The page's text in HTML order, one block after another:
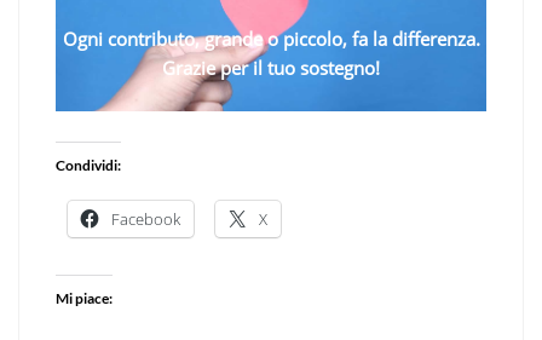
Ogni contributo, grande o piccolo, fa la differenza.
Grazie per il tuo sostegno!
Condividi:
Facebook X
Mi piace: